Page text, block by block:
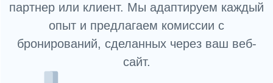
партнер или клиент. Мы адаптируем каждый
опыт и предлагаем комиссии с
бронирований, сделанных через ваш веб-
сайт.